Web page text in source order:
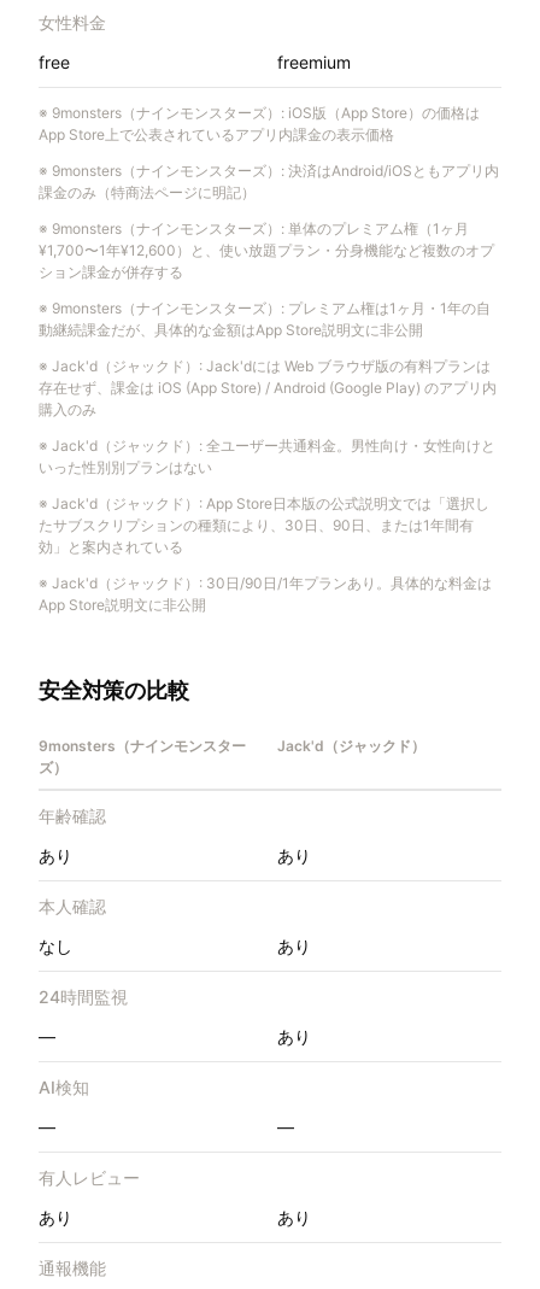
女性料金
free
freemium
※ 9monsters（ナインモンスターズ） : iOS版（App Store）の価格は
App Store上で公表されているアプリ内課金の表示価格
※ 9monsters（ナインモンスターズ） : 決済はAndroid/iOSともアプリ内
課金のみ（特商法ページに明記）
※ 9monsters（ナインモンスターズ） : 単体のプレミアム権（1ヶ月
¥1,700〜1年¥12,600）と、使い放題プラン・分身機能など複数のオプ
ション課金が併存する
※ 9monsters（ナインモンスターズ） : プレミアム権は1ヶ月・1年の自
動継続課金だが、具体的な金額はApp Store説明文に非公開
※ Jack'd（ジャックド） : Jack'dには Web ブラウザ版の有料プランは
存在せず、課金は iOS (App Store) / Android (Google Play) のアプリ内
購入のみ
※ Jack'd（ジャックド） : 全ユーザー共通料金。男性向け・女性向けと
いった性別別プランはない
※ Jack'd（ジャックド） : App Store日本版の公式説明文では「選択し
たサブスクリプションの種類により、30日、90日、または1年間有
効」と案内されている
※ Jack'd（ジャックド） : 30日/90日/1年プランあり。具体的な料金は
App Store説明文に非公開
安全対策の比較
9monsters（ナインモンスター
ズ）
Jack'd（ジャックド）
年齢確認
あり
あり
本人確認
なし
あり
24時間監視
—
あり
AI検知
—
—
有人レビュー
あり
あり
通報機能